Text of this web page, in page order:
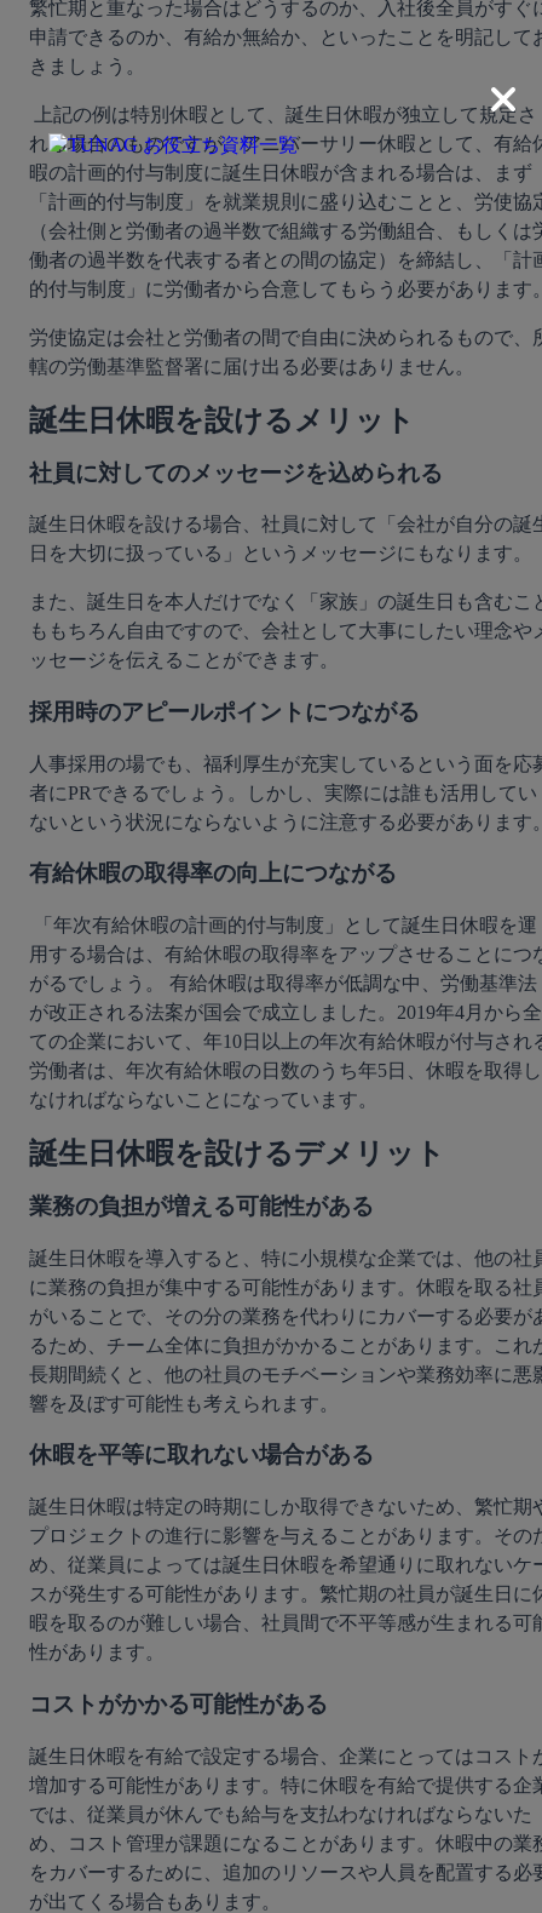
繁忙期と重なった場合はどうするのか、入社後全員がすぐ
申請できるのか、有給か無給か、といったことを明記して
きましょう。
れる場合のものですが、アニバーサリー休暇として、有給
暇の計画的付与制度に誕生日休暇が含まれる場合は、まず
「計画的付与制度」を就業規則に盛り込むことと、労使協
（会社側と労働者の過半数で組織する労働組合、もしくは
働者の過半数を代表する者との間の協定）を締結し、「計
労使協定は会社と労働者の間で自由に決められるもので、
轄の労働基準監督署に届け出る必要はありません。
誕生日休暇を設けるメリット
社員に対してのメッセージを込められる
誕生日休暇を設ける場合、社員に対して「会社が自分の誕
日を大切に扱っている」というメッセージにもなります。
また、誕生日を本人だけでなく「家族」の誕生日も含むこ
ももちろん自由ですので、会社として大事にしたい理念や
ッセージを伝えることができます。
採用時のアピールポイントにつながる
人事採用の場でも、福利厚生が充実しているという面を応
者にPRできるでしょう。しかし、実際には誰も活用してい
ないという状況にならないように注意する必要があります
有給休暇の取得率の向上につながる
用する場合は、有給休暇の取得率をアップさせることにつ
がるでしょう。 有給休暇は取得率が低調な中、労働基準法
が改正される法案が国会で成立しました。2019年4月から全
ての企業において、年10日以上の年次有給休暇が付与され
労働者は、年次有給休暇の日数のうち年5日、休暇を取得し
なければならないことになっています。
誕生日休暇を設けるデメリット
業務の負担が増える可能性がある
誕生日休暇を導入すると、特に小規模な企業では、他の社
に業務の負担が集中する可能性があります。休暇を取る社
がいることで、その分の業務を代わりにカバーする必要が
るため、チーム全体に負担がかかることがあります。これ
長期間続くと、他の社員のモチベーションや業務効率に悪
響を及ぼす可能性も考えられます。
休暇を平等に取れない場合がある
誕生日休暇は特定の時期にしか取得できないため、繁忙期
プロジェクトの進行に影響を与えることがあります。その
め、従業員によっては誕生日休暇を希望通りに取れないケ
スが発生する可能性があります。繁忙期の社員が誕生日に
暇を取るのが難しい場合、社員間で不平等感が生まれる可
性があります。
コストがかかる可能性がある
誕生日休暇を有給で設定する場合、企業にとってはコスト
増加する可能性があります。特に休暇を有給で提供する企
では、従業員が休んでも給与を支払わなければならないた
め、コスト管理が課題になることがあります。休暇中の業
をカバーするために、追加のリソースや人員を配置する必
が出てくる場合もあります。